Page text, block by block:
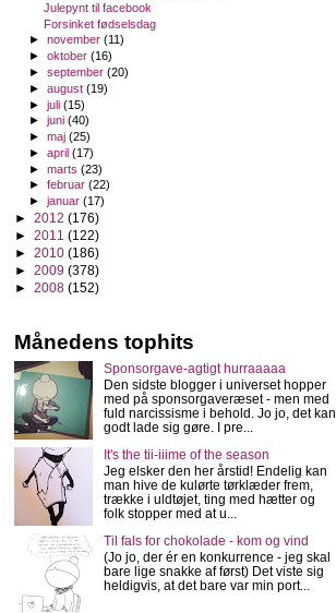
Julepynt til facebook
Forsinket fødselsdag
►november(11)
►oktober(16)
►september(20)
►august(19)
►juli(15)
►juni(40)
►maj(25)
►april(17)
►marts(23)
►februar(22)
►januar(17)
► 2012 (176)
► 2011 (122)
► 2010 (186)
► 2009 (378)
► 2008 (152)
Månedens tophits
Sponsorgave-agtigt hurraaaaa
Den sidste blogger i universet hopper
med på sponsorgaveræset - men med
fuld narcissisme i behold. Jo jo, det kan
godt lade sig gøre. I pre...
It's the tii-iiime of the season
Jeg elsker den her årstid! Endelig kan
man hive de kulørte tørklæder frem,
trække i uldtøjet, ting med hætter og
folk stopper med at u...
Til fals for chokolade - kom og vind
(Jo jo, der ér en konkurrence - jeg skal
bare lige snakke af først) Det viste sig
heldigvis, at det bare var min port...